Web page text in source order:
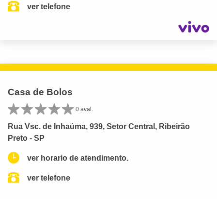
ver telefone
Casa de Bolos
0 aval.
Rua Vsc. de Inhaúma, 939, Setor Central, Ribeirão
Preto - SP
ver horario de atendimento.
ver telefone